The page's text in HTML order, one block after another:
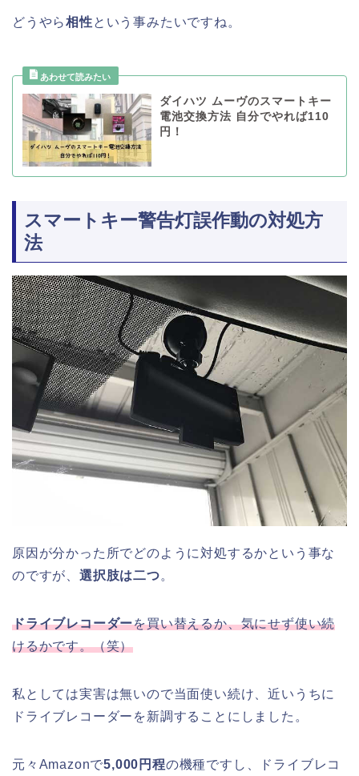
どうやら相性という事みたいですね。
ダイハツ ムーヴのスマートキー
電池交換方法 自分でやれば110
円！
スマートキー警告灯誤作動の対処方
法
原因が分かった所でどのように対処するかという事な
のですが、 選択肢は二つ。
ドライブレコーダーを買い替えるか、気にせず使い続
けるかです。（笑）
私としては実害は無いので当面使い続け、近いうちに
ドライブレコーダーを新調することにしました。
元々Amazonで5,000円程の機種ですし、ドライブレコ